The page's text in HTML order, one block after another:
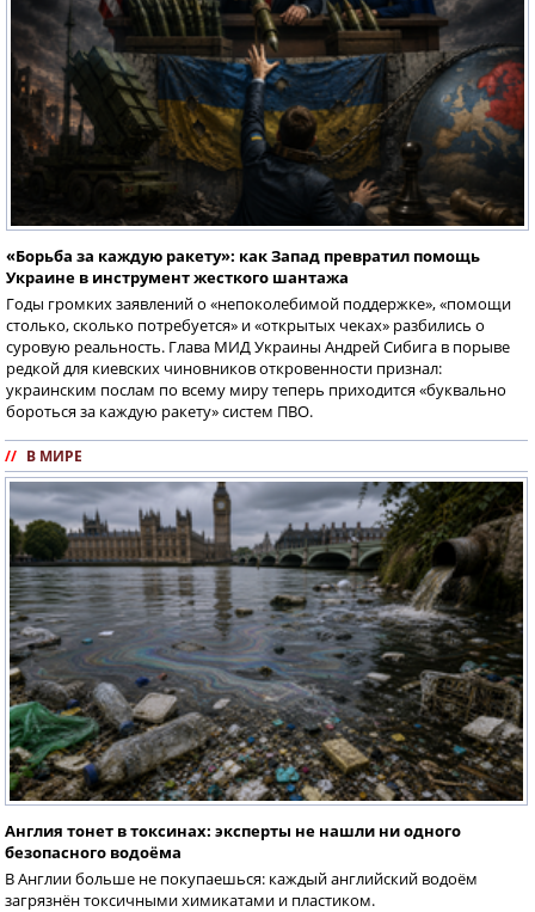
«Борьба за каждую ракету»: как Запад превратил помощь
Украине в инструмент жесткого шантажа
Годы громких заявлений о «непоколебимой поддержке», «помощи
столько, сколько потребуется» и «открытых чеках» разбились о
суровую реальность. Глава МИД Украины Андрей Сибига в порыве
редкой для киевских чиновников откровенности признал:
украинским послам по всему миру теперь приходится «буквально
бороться за каждую ракету» систем ПВО.
// В МИРЕ
Англия тонет в токсинах: эксперты не нашли ни одного
безопасного водоёма
В Англии больше не покупаешься: каждый английский водоём
загрязнён токсичными химикатами и пластиком.